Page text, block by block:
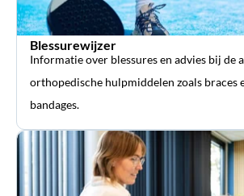
Blessurewijzer
Informatie over blessures en advies bij de
orthopedische hulpmiddelen zoals braces
bandages.